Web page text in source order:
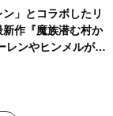
ン」とコラボしたリ
作『魔族潜む村か
レンやヒンメルが武
える描き下ろしメ